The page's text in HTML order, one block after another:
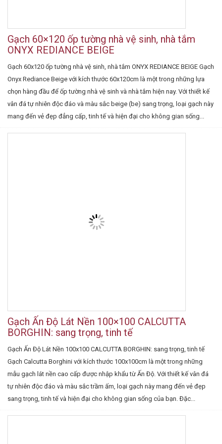
Gạch 60×120 ốp tường nhà vệ sinh, nhà tắm
ONYX REDIANCE BEIGE
Gạch 60x120 ốp tường nhà vệ sinh, nhà tắm ONYX REDIANCE BEIGE Gạch
Onyx Rediance Beige với kích thước 60x120cm là một trong những lựa
chọn hàng đầu để ốp tường nhà vệ sinh và nhà tắm hiện nay. Với thiết kế
vân đá tự nhiên độc đáo và màu sắc beige (be) sang trọng, loại gạch này
mang đến vẻ đẹp đẳng cấp, tinh tế và hiện đại cho không gian sống...
Gạch Ấn Độ Lát Nền 100×100 CALCUTTA
BORGHIN: sang trọng, tinh tế
Gạch Ấn Độ Lát Nền 100x100 CALCUTTA BORGHIN: sang trọng, tinh tế
Gạch Calcutta Borghini với kích thước 100x100cm là một trong những
mẫu gạch lát nền cao cấp được nhập khẩu từ Ấn Độ. Với thiết kế vân đá
tự nhiên độc đáo và màu sắc trầm ấm, loại gạch này mang đến vẻ đẹp
sang trọng, tinh tế và hiện đại cho không gian sống của bạn. Đặc...